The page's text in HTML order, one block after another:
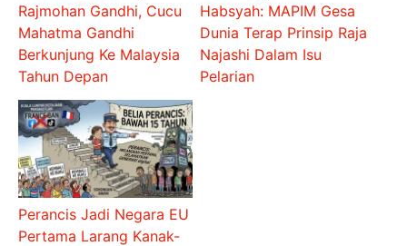
Rajmohan Gandhi, Cucu
Mahatma Gandhi
Berkunjung Ke Malaysia
Tahun Depan
Habsyah: MAPIM Gesa
Dunia Terap Prinsip Raja
Najashi Dalam Isu
Pelarian
Perancis Jadi Negara EU
Pertama Larang Kanak-